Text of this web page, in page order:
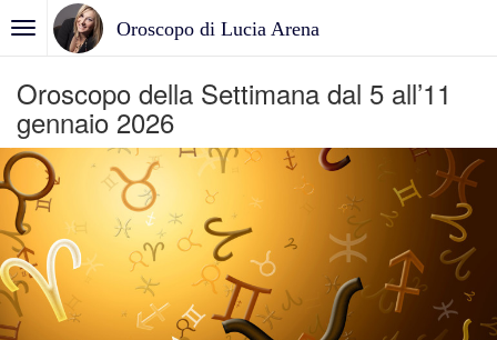
Oroscopo di Lucia Arena
Oroscopo della Settimana dal 5 all’11
gennaio 2026